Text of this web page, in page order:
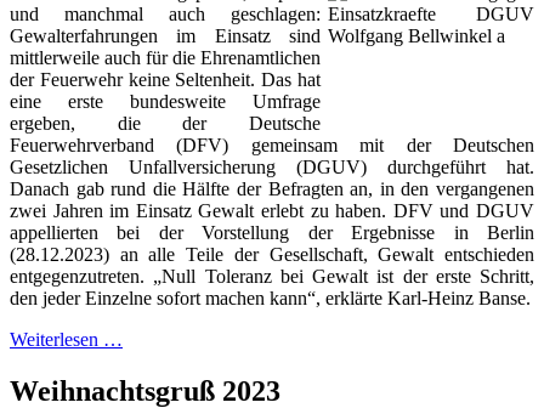
und manchmal auch geschlagen:
Gewalterfahrungen im Einsatz sind
mittlerweile auch für die Ehrenamtlichen
der Feuerwehr keine Seltenheit. Das hat
eine erste bundesweite Umfrage
ergeben, die der Deutsche
Feuerwehrverband (DFV) gemeinsam mit der Deutschen
Gesetzlichen Unfallversicherung (DGUV) durchgeführt hat.
Danach gab rund die Hälfte der Befragten an, in den vergangenen
zwei Jahren im Einsatz Gewalt erlebt zu haben. DFV und DGUV
appellierten bei der Vorstellung der Ergebnisse in Berlin
(28.12.2023) an alle Teile der Gesellschaft, Gewalt entschieden
entgegenzutreten. „Null Toleranz bei Gewalt ist der erste Schritt,
den jeder Einzelne sofort machen kann“, erklärte Karl-Heinz Banse.
Weiterlesen …
Weihnachtsgruß 2023